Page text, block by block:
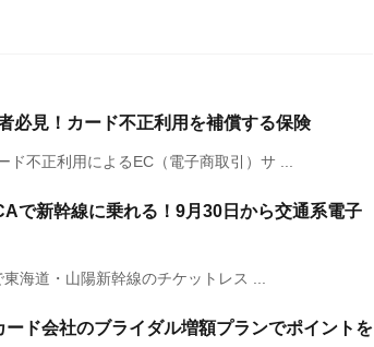
必見！カード不正利用を補償する保険
不正利用によるEC（電子商取引）サ ...
で新幹線に乗れる！9月30日から交通系電子
海道・山陽新幹線のチケットレス ...
ド会社のブライダル増額プランでポイントを